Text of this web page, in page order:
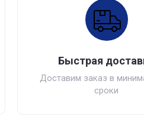
Быстрая
Доставим заказ в
сроки